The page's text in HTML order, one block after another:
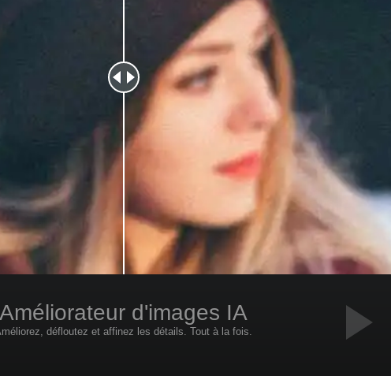
Améliorateur d'images IA
défloutez et affinez les détails. Tout à la fois.